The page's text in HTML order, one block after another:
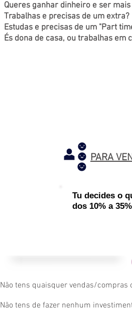
Queres ganhar dinheiro e ser
Trabalhas e precisas de um extra?
Estudas e precisas de um "Part
És dona de casa, ou trabalhas em
PARA
Tu decides o
dos 10% a
Não tens quaisquer vendas/compras
Não tens de fazer nenhum